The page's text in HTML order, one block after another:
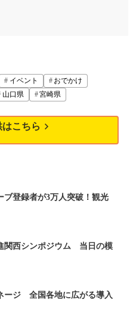
イベント
おでかけ
山口県 宮崎県
こちら
ブ登録者が3万人突破！観光
関西シンポジウム 当日の模
ージ 全国各地に広がる導入